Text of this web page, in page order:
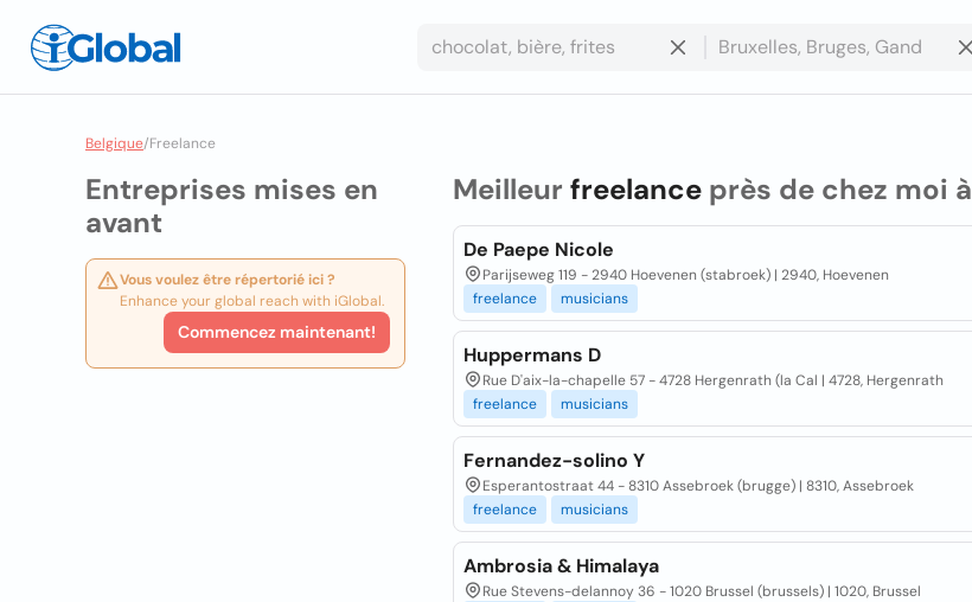
Belgique/Freelance
Entreprises mises en
avant
Vous voulez être répertorié ici ?
Enhance your global reach with iGlobal.
Commencez maintenant!
Meilleur freelanceprès de chez moi à
De Paepe Nicole
Parijseweg 119 - 2940 Hoevenen (stabroek) | 2940, Hoevenen
freelance
musicians
Huppermans D
Rue D'aix-la-chapelle 57 - 4728 Hergenrath (la Cal | 4728, Hergenrath
freelance
musicians
Fernandez-solino Y
Esperantostraat 44 - 8310 Assebroek (brugge) | 8310, Assebroek
freelance
musicians
Ambrosia & Himalaya
Rue Stevens-delannoy 36 - 1020 Brussel (brussels) | 1020, Brussel